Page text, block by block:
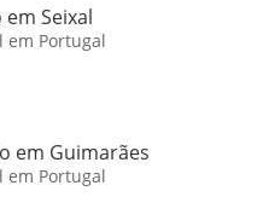
Seixal
em Portugal
em Guimarães
em Portugal